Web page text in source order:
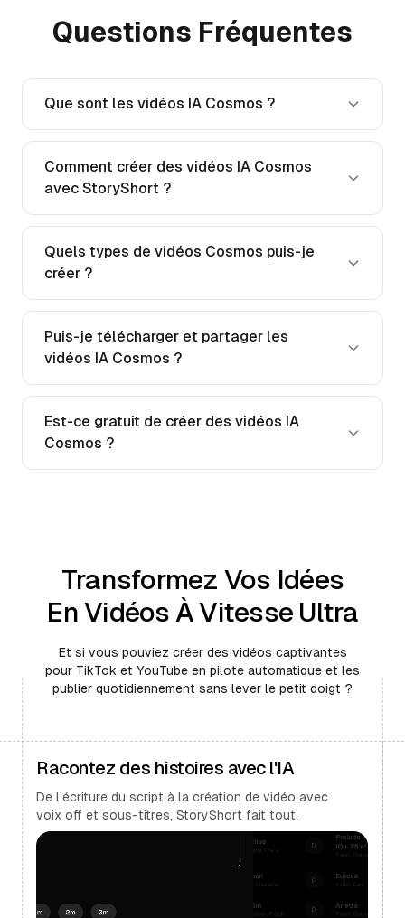
Questions Fréquentes
Que sont les vidéos IA Cosmos ?
Comment créer des vidéos IA Cosmos
avec StoryShort ?
Quels types de vidéos Cosmos puis-je
créer ?
Puis-je télécharger et partager les
vidéos IA Cosmos ?
Est-ce gratuit de créer des vidéos IA
Cosmos ?
Transformez Vos Idées
En Vidéos À Vitesse Ultra
Et si vous pouviez créer des vidéos captivantes
pour TikTok et YouTube en pilote automatique et les
publier quotidiennement sans lever le petit doigt ?
Racontez des histoires avec l'IA
De l'écriture du script à la création de vidéo avec
voix off et sous-titres, StoryShort fait tout.